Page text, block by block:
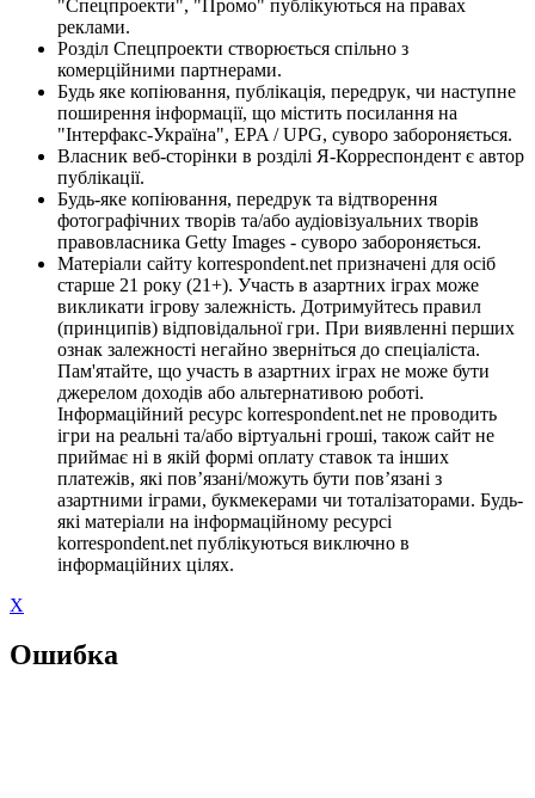
"Спецпроекти", "Промо" публікуються на правах
реклами.
Розділ Спецпроекти створюється спільно з
комерційними партнерами.
Будь яке копіювання, публікація, передрук, чи наступне
поширення інформації, що містить посилання на
"Інтерфакс-Україна", EPA / UPG, суворо забороняється.
Власник веб-сторінки в розділі Я-Корреспондент є автор
публікації.
Будь-яке копіювання, передрук та відтворення
фотографічних творів та/або аудіовізуальних творів
правовласника Getty Images - суворо забороняється.
Матеріали сайту korrespondent.net призначені для осіб
старше 21 року (21+). Участь в азартних іграх може
викликати ігрову залежність. Дотримуйтесь правил
(принципів) відповідальної гри. При виявленні перших
ознак залежності негайно зверніться до спеціаліста.
Пам'ятайте, що участь в азартних іграх не може бути
джерелом доходів або альтернативою роботі.
Інформаційний ресурс korrespondent.net не проводить
ігри на реальні та/або віртуальні гроші, також сайт не
приймає ні в якій формі оплату ставок та інших
платежів, які пов’язані/можуть бути пов’язані з
азартними іграми, букмекерами чи тоталізаторами. Будь-
які матеріали на інформаційному ресурсі
korrespondent.net публікуються виключно в
інформаційних цілях.
X
Ошибка